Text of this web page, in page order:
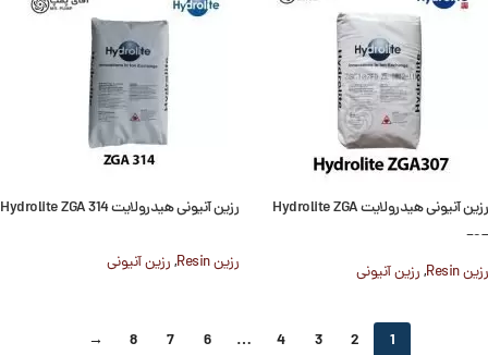
رزین آنیونی هیدرولایت Hydrolite ZGA
307
رزین Resin
,رزین آنیونی
رزین آنیونی هیدرولایت Hydrolite ZGA 314
رزین Resin ,رزین آنیونی
1
2
3
4
…
6
7
8
→